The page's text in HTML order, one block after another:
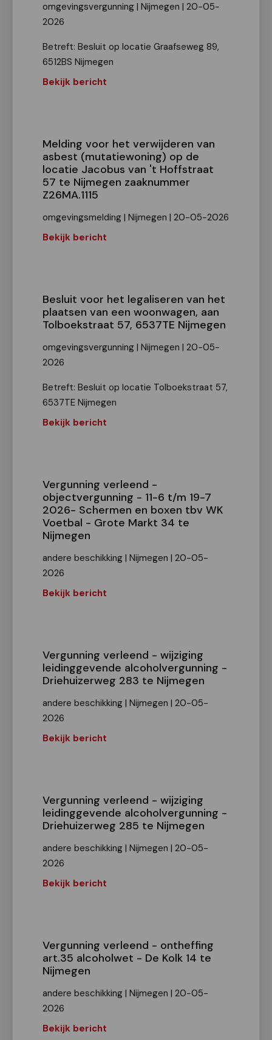
omgevingsvergunning | Nijmegen | 20-05-
2026
Betreft: Besluit op locatie Graafseweg 89,
6512BS Nijmegen
Bekijk bericht
Melding voor het verwijderen van
asbest (mutatiewoning) op de
locatie Jacobus van 't Hoffstraat
57 te Nijmegen zaaknummer
Z26MA.1115
omgevingsmelding | Nijmegen | 20-05-2026
Bekijk bericht
Besluit voor het legaliseren van het
plaatsen van een woonwagen, aan
Tolboekstraat 57, 6537TE Nijmegen
omgevingsvergunning | Nijmegen | 20-05-
2026
Betreft: Besluit op locatie Tolboekstraat 57,
6537TE Nijmegen
Bekijk bericht
Vergunning verleend -
objectvergunning - 11-6 t/m 19-7
2026- Schermen en boxen tbv WK
Voetbal - Grote Markt 34 te
Nijmegen
andere beschikking | Nijmegen | 20-05-
2026
Bekijk bericht
Vergunning verleend - wijziging
leidinggevende alcoholvergunning -
Driehuizerweg 283 te Nijmegen
andere beschikking | Nijmegen | 20-05-
2026
Bekijk bericht
Vergunning verleend - wijziging
leidinggevende alcoholvergunning -
Driehuizerweg 285 te Nijmegen
andere beschikking | Nijmegen | 20-05-
2026
Bekijk bericht
Vergunning verleend - ontheffing
art.35 alcoholwet - De Kolk 14 te
Nijmegen
andere beschikking | Nijmegen | 20-05-
2026
Bekijk bericht